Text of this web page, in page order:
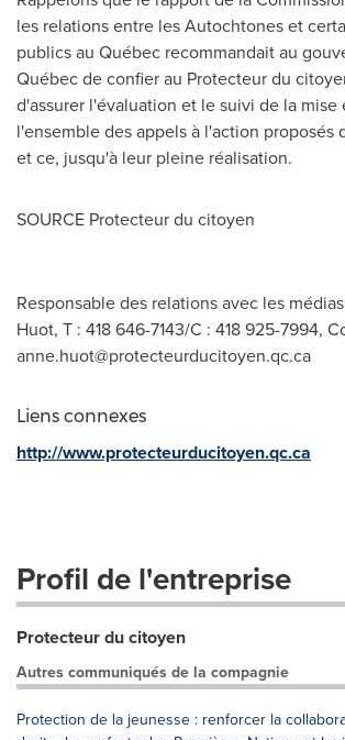
les relations entre les Autochtones et
publics au Québec recommandait au
Québec de confier au Protecteur du
d'assurer l'évaluation et le suivi de la
l'ensemble des appels à l'action proposés
et ce, jusqu'à leur pleine réalisation.
SOURCE Protecteur du citoyen
Responsable des relations avec les
Huot, T : 418 646-7143/C : 418 925-7994,
anne.huot@protecteurducitoyen.qc.ca
Liens connexes
http://www.protecteurducitoyen.qc.ca
Profil de l'entreprise
Protecteur du citoyen
Autres communiqués de la compagnie
Protection de la jeunesse : renforcer la